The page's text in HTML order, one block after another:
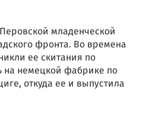
младенческой
фронта. Во времена
ее скитания по
на немецкой фабрике по
откуда ее и выпустила